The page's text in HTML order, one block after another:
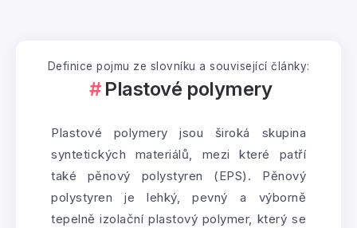
Definice pojmu ze slovníku a související články:
Plastové polymery
Plastové polymery jsou široká skupina
syntetických materiálů, mezi které patří
také pěnový polystyren (EPS). Pěnový
polystyren je lehký, pevný a výborně
tepelně izolační plastový polymer, který se